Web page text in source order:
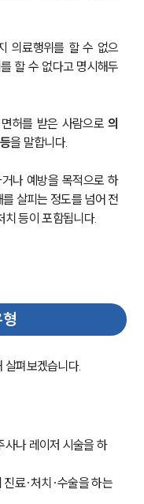
의료행위를 할 수 없으
할 수 없다고 명시해두
허를 받은 사람으로 의
을 말합니다.
나 예방을 목적으로 하
살피는 정도를 넘어 전
등이 포함됩니다.
살펴보겠습니다.
나 레이저 시술을 하
료·처치·수술을 하는